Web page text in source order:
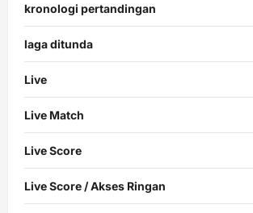
kronologi pertandingan
laga ditunda
Live
Live Match
Live Score
Live Score / Akses Ringan